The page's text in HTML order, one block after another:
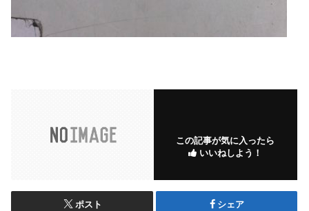
この記事が気に入ったら
いいねしよう！
ポスト シェア